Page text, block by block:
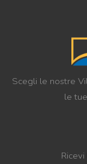
Scegli le nostre
le